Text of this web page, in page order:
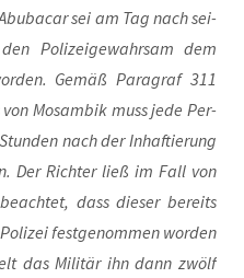
sei am Tag nach sei­
Poli­zei­ge­wahr­sam dem
Gemäß Para­graf 311
Mosam­bik muss jede Per­
nach der Inhaf­tie­rung
Der Rich­ter ließ im Fall von
dass die­ser bereits
fest­ge­nom­men wor­den
das Mili­tär ihn dann zwölf